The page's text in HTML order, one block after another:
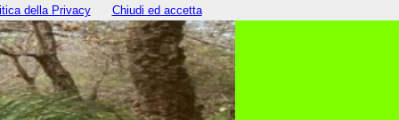
della Privacy Chiudi ed accetta